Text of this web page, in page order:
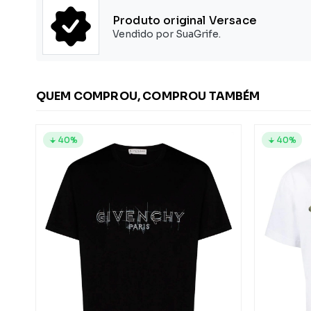
Produto original Versace
Vendido por SuaGrife.
QUEM COMPROU, COMPROU TAMBÉM
40% 40%